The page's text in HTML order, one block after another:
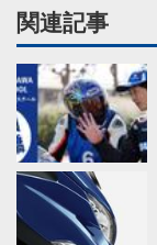
関連記事